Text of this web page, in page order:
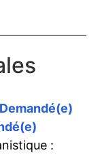
Demandé(e)
: